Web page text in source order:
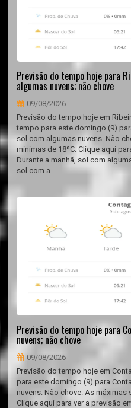
Previsão do tempo hoje para
algumas nuvens; não chove
09/08/2026
Previsão do tempo hoje em
tempo para este domingo (9)
sol com algumas nuvens. Não
mínimas de 18ºC. Clique aqui
Durante a manhã, sol com
sol com a...
Previsão do tempo hoje para
nuvens; não chove
09/08/2026
Previsão do tempo hoje em
para este domingo (9) para
nuvens. Não chove. As máximas
Clique aqui para ver a previsão